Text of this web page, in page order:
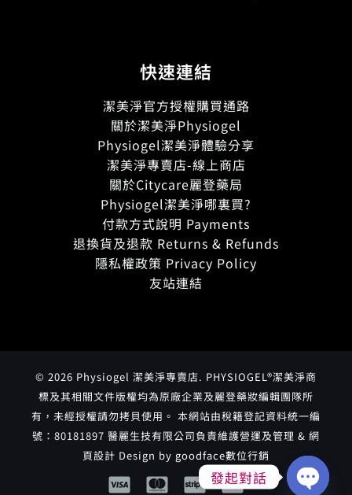
快速連結
潔美淨官方授權購買通路
關於潔美淨Physiogel
Physiogel潔美淨體驗分享
潔美淨專賣店-線上商店
關於Citycare麗登藥局
Physiogel潔美淨哪裏買?
付款方式說明 Payments
退換貨及退款 Returns & Refunds
隱私權政策 Privacy Policy
友站連結
© 2026 Physiogel 潔美淨專賣店. PHYSIOGEL®潔美淨商
標及其相關文件版權均為原廠企業及麗登藥妝編輯團隊所
有，未經授權請勿拷貝使用。 本網站由稅籍登記資料統一編
號：80181897 醫麗生技有限公司負責維護營運及管理 & 網
頁設計 Design by goodface數位行銷
發起對話